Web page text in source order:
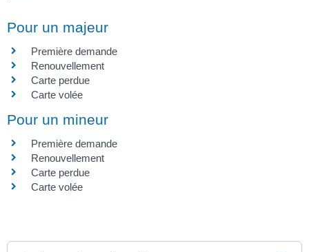
Pour un majeur
Première demande
Renouvellement
Carte perdue
Carte volée
Pour un mineur
Première demande
Renouvellement
Carte perdue
Carte volée